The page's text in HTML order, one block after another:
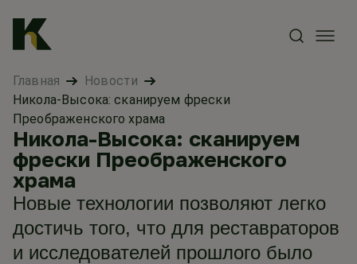
Главная
Новости
Никола-Высока: сканируем фрески
Преображенского храма
Никола-Высока: сканируем
фрески Преображенского
храма
Новые технологии позволяют легко
достичь того, что для реставраторов
и исследователей прошлого было